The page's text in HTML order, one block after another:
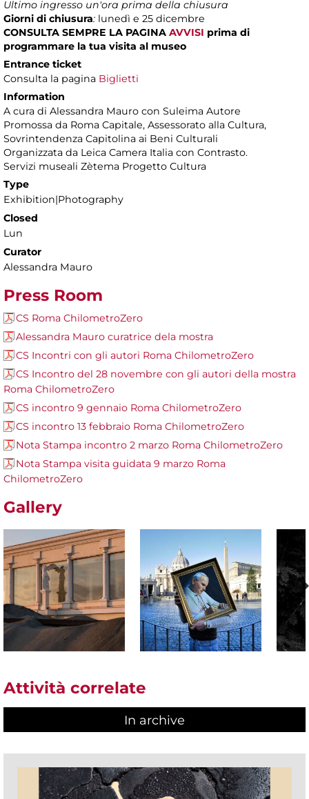
Ultimo ingresso un'ora prima della chiusura
Giorni di chiusura: lunedì e 25 dicembre
CONSULTA SEMPRE LA PAGINA AVVISI prima di
programmare la tua visita al museo
Entrance ticket
Consulta la pagina Biglietti
Information
A cura di Alessandra Mauro con Suleima Autore
Promossa da Roma Capitale, Assessorato alla Cultura,
Sovrintendenza Capitolina ai Beni Culturali
Organizzata da Leica Camera Italia con Contrasto.
Servizi museali Zètema Progetto Cultura
Type
Exhibition|Photography
Closed
Lun
Curator
Alessandra Mauro
Press Room
CS Roma ChilometroZero
Alessandra Mauro curatrice dela mostra
CS Incontri con gli autori Roma ChilometroZero
CS Incontro del 28 novembre con gli autori della mostra
Roma ChilometroZero
CS incontro 9 gennaio Roma ChilometroZero
CS incontro 13 febbraio Roma ChilometroZero
Nota Stampa incontro 2 marzo Roma ChilometroZero
Nota Stampa visita guidata 9 marzo Roma
ChilometroZero
Gallery
Attività correlate
In archive